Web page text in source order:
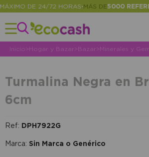
DE 24/72 HORAS•MÁS DE 5000
Inicio>Hogar y Bazar>Bazar>Minerales y
Turmalina Negra en
6cm
Ref: DPH7922G
Marca: Sin Marca o Genérico